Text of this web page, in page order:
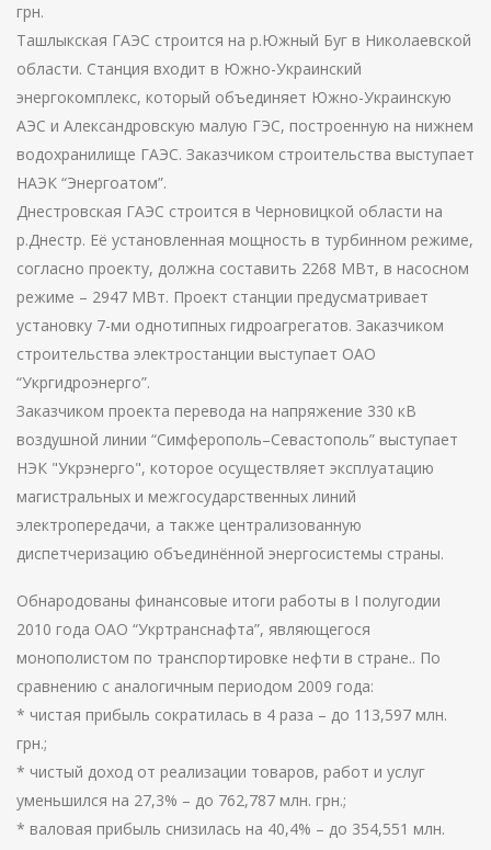
грн.
Ташлыкская ГАЭС строится на р.Южный Буг в Николаевской
области. Станция входит в Южно-Украинский
энергокомплекс, который объединяет Южно-Украинскую
АЭС и Александровскую малую ГЭС, построенную на нижнем
водохранилище ГАЭС. Заказчиком строительства выступает
НАЭК “Энергоатом”.
Днестровская ГАЭС строится в Черновицкой области на
р.Днестр. Её установленная мощность в турбинном режиме,
согласно проекту, должна составить 2268 МВт, в насосном
режиме – 2947 МВт. Проект станции предусматривает
установку 7-ми однотипных гидроагрегатов. Заказчиком
строительства электростанции выступает ОАО
“Укргидроэнерго”.
Заказчиком проекта перевода на напряжение 330 кВ
воздушной линии “Симферополь–Севастополь” выступает
НЭК "Укрэнерго", которое осуществляет эксплуатацию
магистральных и межгосударственных линий
электропередачи, а также централизованную
диспетчеризацию объединённой энергосистемы страны.
Обнародованы финансовые итоги работы в I полугодии
2010 года ОАО “Укртранснафта”, являющегося
монополистом по транспортировке нефти в стране.. По
сравнению с аналогичным периодом 2009 года:
* чистая прибыль сократилась в 4 раза – до 113,597 млн.
грн.;
* чистый доход от реализации товаров, работ и услуг
уменьшился на 27,3% – до 762,787 млн. грн.;
* валовая прибыль снизилась на 40,4% – до 354,551 млн.